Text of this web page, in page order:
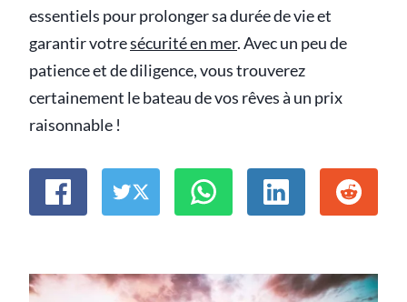
essentiels pour prolonger sa durée de vie et
garantir votresécurité en mer. Avec un peu de
patience et de diligence, vous trouverez
certainement le bateau de vos rêves à un prix
raisonnable !